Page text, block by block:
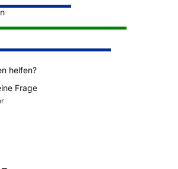
helfen?
Frage